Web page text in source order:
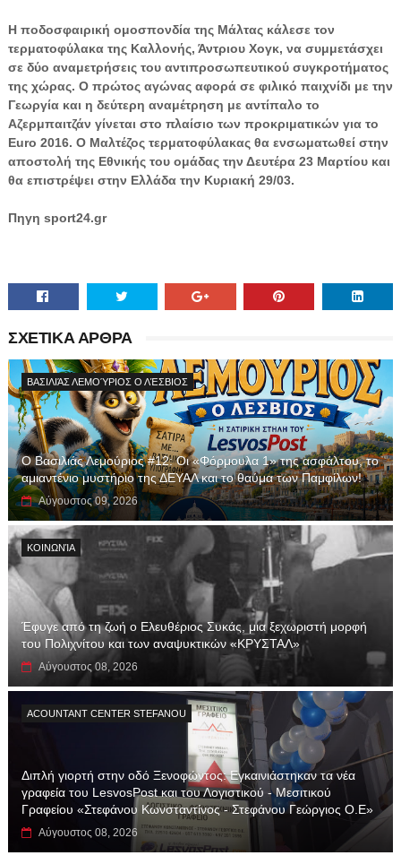
Η ποδοσφαιρική ομοσπονδία της Μάλτας κάλεσε τον
τερματοφύλακα της Καλλονής, Άντριου Χογκ, να συμμετάσχει
σε δύο αναμετρήσεις του αντιπροσωπευτικού συγκροτήματος
της χώρας. Ο πρώτος αγώνας αφορά σε φιλικό παιχνίδι με την
Γεωργία και η δεύτερη αναμέτρηση με αντίπαλο το
Αζερμπαιτζάν γίνεται στο πλαίσιο των προκριματικών για το
Euro 2016. O Μαλτέζος τερματοφύλακας θα ενσωματωθεί στην
αποστολή της Εθνικής του ομάδας την Δευτέρα 23 Μαρτίου και
θα επιστρέψει στην Ελλάδα την Κυριακή 29/03.
Πηγη sport24.gr
ΣΧΕΤΙΚΑ ΑΡΘΡΑ
ΒΑΣΙΛΙΆΣ ΛΕΜΟΎΡΙΟΣ Ο ΛΈΣΒΙΟΣ
Ο Βασιλιάς Λεμούριος #12: Οι «Φόρμουλα 1» της ασφάλτου, το
αμιαντένιο μυστήριο της ΔΕΥΑΛ και το θαύμα των Παμφίλων!
Αύγουστος 09, 2026
ΚΟΙΝΩΝΊΑ
Έφυγε από τη ζωή ο Ελευθέριος Συκάς, μια ξεχωριστή μορφή
του Πολιχνίτου και των αναψυκτικών «ΚΡΥΣΤΑΛ»
Αύγουστος 08, 2026
ACOUNTANT CENTER STEFANOU
Διπλή γιορτή στην οδό Ξενοφώντος: Εγκαινιάστηκαν τα νέα
γραφεία του LesvosPost και του Λογιστικού - Μεσιτικού
Γραφείου «Στεφάνου Κωνσταντίνος - Στεφάνου Γεώργιος Ο.Ε»
Αύγουστος 08, 2026